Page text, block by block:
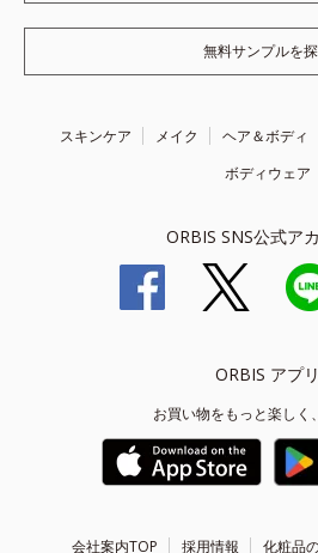
無料サンプルを
スキンケア メイク ヘア＆ボディ
ボディウェア
ORBIS SNS公式ア
ORBIS アプリ
お買い物をもっと楽しく
会社案内TOP 採用情報 化粧品